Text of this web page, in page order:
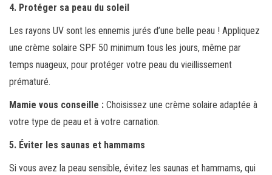
4. Protéger sa peau du soleil
Les rayons UV sont les ennemis jurés d’une belle peau ! Appliquez
une crème solaire SPF 50 minimum tous les jours, même par
temps nuageux, pour protéger votre peau du vieillissement
prématuré.
Mamie vous conseille : Choisissez une crème solaire adaptée à
votre type de peau et à votre carnation.
5. Éviter les saunas et hammams
Si vous avez la peau sensible, évitez les saunas et hammams, qui